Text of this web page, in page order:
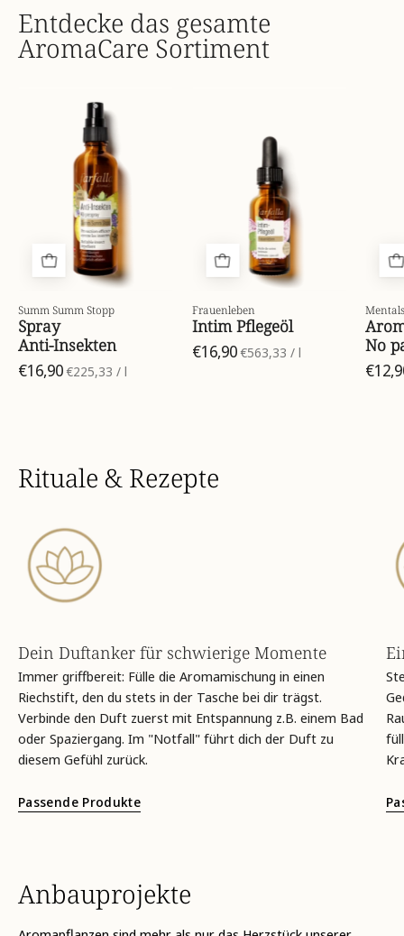
Entdecke das gesamte
AromaCare Sortiment
summ-
summ-
stopp-
anti-
insekten-
spray-
75ml-
front-
7612534101608_01.webp
Summ Summ Stopp
Spray
Anti-Insekten
€16,90€225,33 /pro
l
pflegeoel-
front-
Frauenleben
Intim Pflegeöl
€16,90€563,33 /pro
l
No
Rituale & Rezepte
Dein Duftanker für schwierige Momente
Immer griffbereit: Fülle die Aromamischung in einen
Riechstift, den du stets in der Tasche bei dir trägst.
Verbinde den Duft zuerst mit Entspannung z.B. einem Bad
oder Spaziergang. Im "Notfall" führt dich der Duft zu
diesem Gefühl zurück.
Passende Produkte
Anbauprojekte